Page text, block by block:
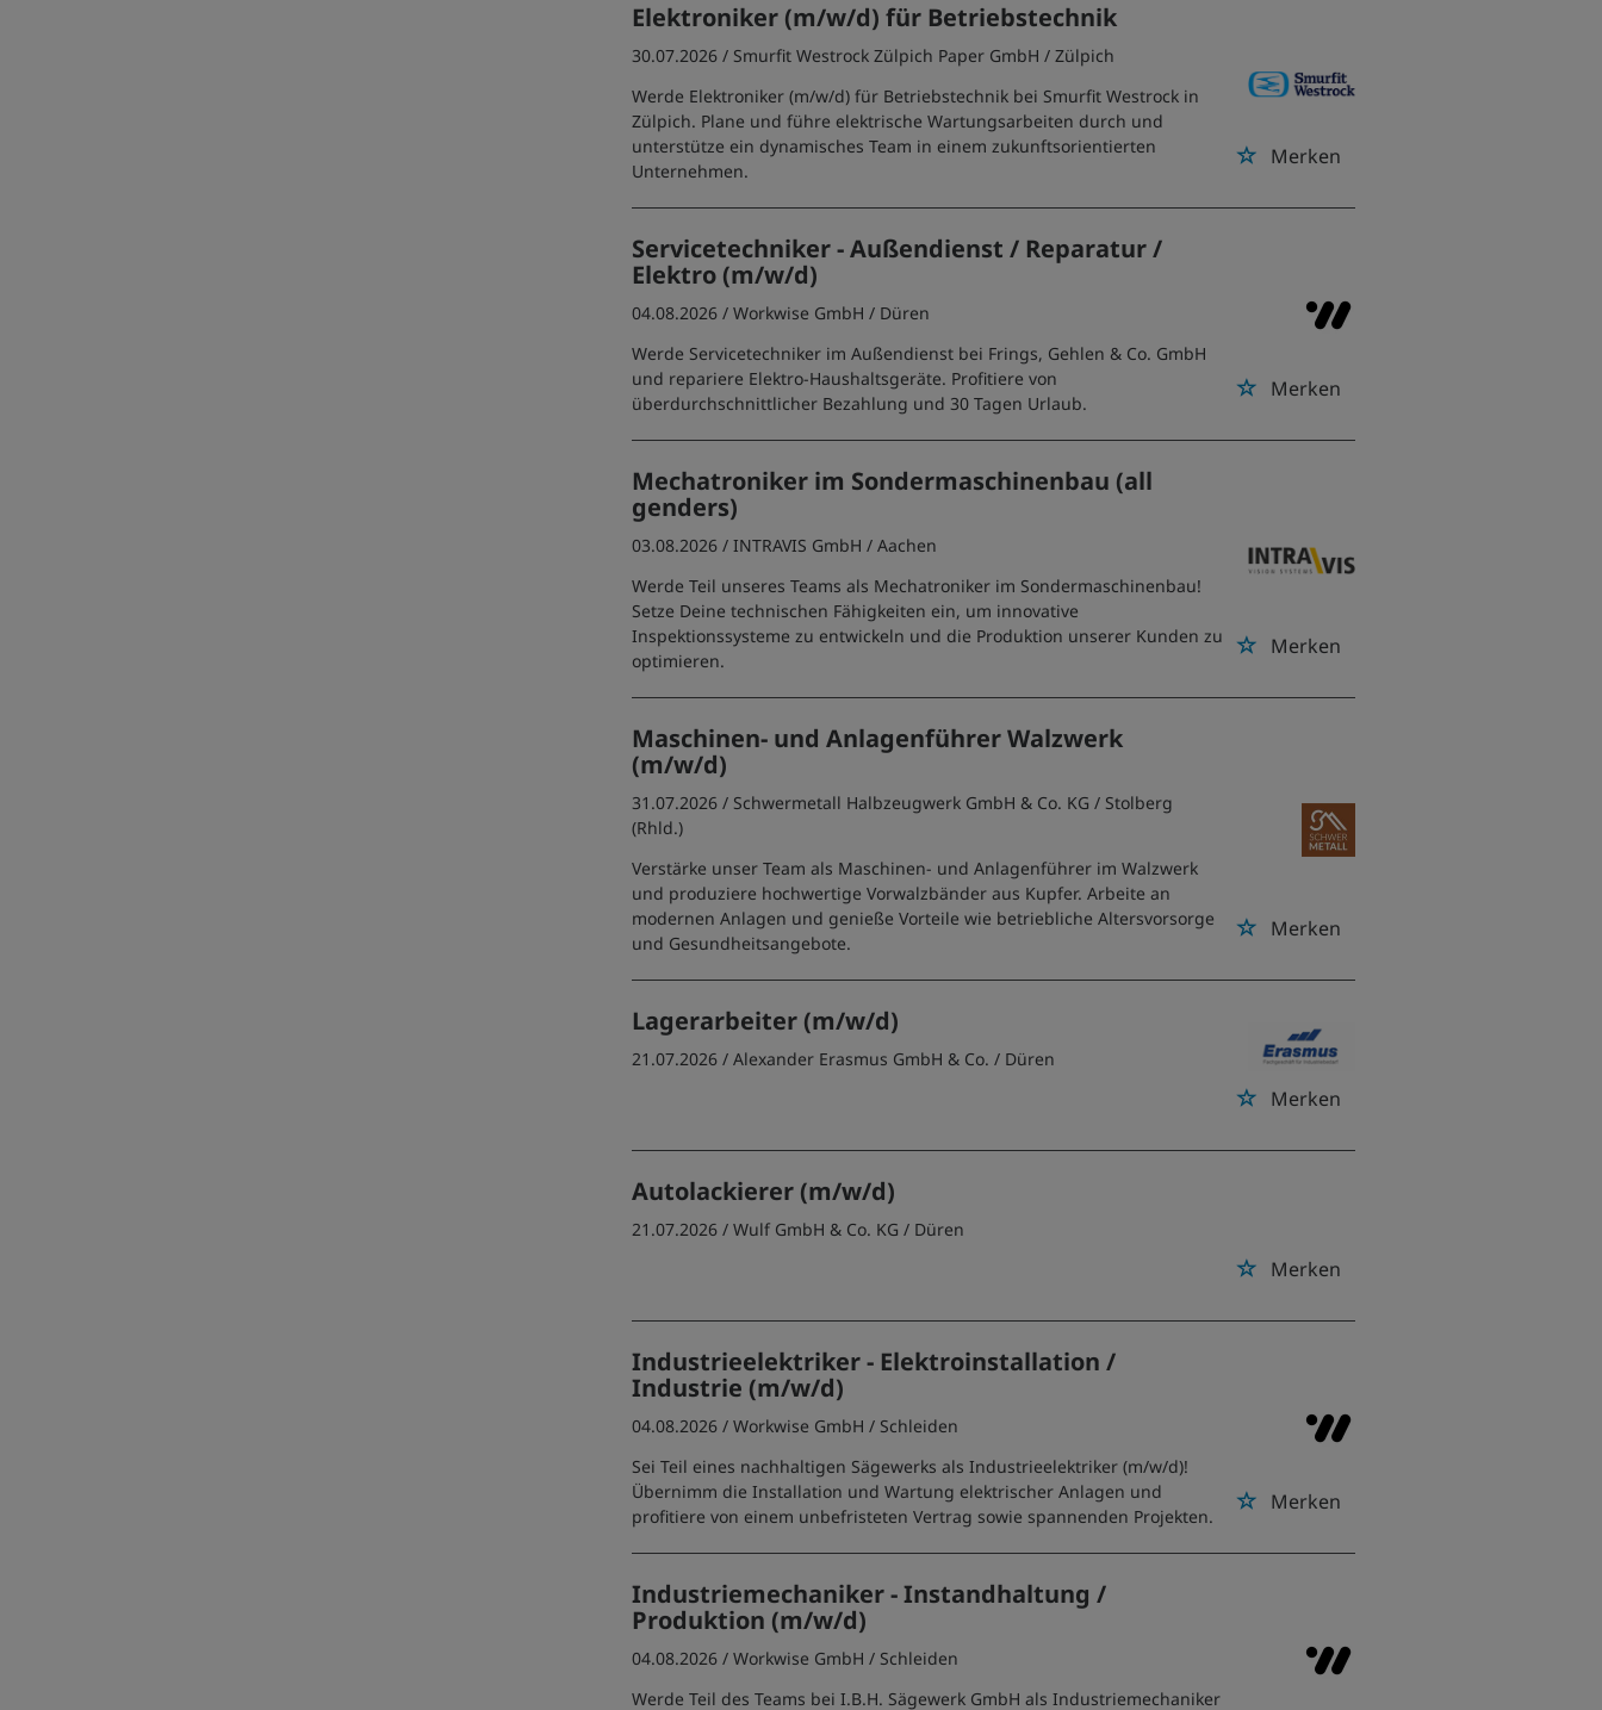
Elektroniker (m/w/d) für Betriebstechnik
Merken
30.07.2026 / Smurfit Westrock Zülpich Paper GmbH / Zülpich
Werde Elektroniker (m/w/d) für Betriebstechnik bei Smurfit Westrock in
Zülpich. Plane und führe elektrische Wartungsarbeiten durch und
unterstütze ein dynamisches Team in einem zukunftsorientierten
Unternehmen.
Servicetechniker - Außendienst / Reparatur /
Elektro (m/w/d)
Merken
04.08.2026 /Workwise GmbH / Düren
Werde Servicetechniker im Außendienst bei Frings, Gehlen & Co. GmbH
und repariere Elektro-Haushaltsgeräte. Profitiere von
überdurchschnittlicher Bezahlung und 30 Tagen Urlaub.
Mechatroniker im Sondermaschinenbau (all
genders)
Merken
03.08.2026 /INTRAVIS GmbH / Aachen
Werde Teil unseres Teams als Mechatroniker im Sondermaschinenbau!
Setze Deine technischen Fähigkeiten ein, um innovative
Inspektionssysteme zu entwickeln und die Produktion unserer Kunden zu
optimieren.
Maschinen- und Anlagenführer Walzwerk
(m/w/d)
Merken
31.07.2026 / Schwermetall Halbzeugwerk GmbH & Co. KG / Stolberg
(Rhld.)
Verstärke unser Team als Maschinen- und Anlagenführer im Walzwerk
und produziere hochwertige Vorwalzbänder aus Kupfer. Arbeite an
modernen Anlagen und genieße Vorteile wie betriebliche Altersvorsorge
und Gesundheitsangebote.
Lagerarbeiter (m/w/d)
Merken
21.07.2026 /Alexander Erasmus GmbH & Co. / Düren
Autolackierer (m/w/d)
Merken
21.07.2026 /Wulf GmbH & Co. KG / Düren
Industrieelektriker - Elektroinstallation /
Industrie (m/w/d)
Merken
04.08.2026 /Workwise GmbH / Schleiden
Sei Teil eines nachhaltigen Sägewerks als Industrieelektriker (m/w/d)!
Übernimm die Installation und Wartung elektrischer Anlagen und
profitiere von einem unbefristeten Vertrag sowie spannenden Projekten.
Industriemechaniker - Instandhaltung /
Produktion (m/w/d)
04.08.2026 /Workwise GmbH / Schleiden
Werde Teil des Teams bei I.B.H. Sägewerk GmbH als Industriemechaniker